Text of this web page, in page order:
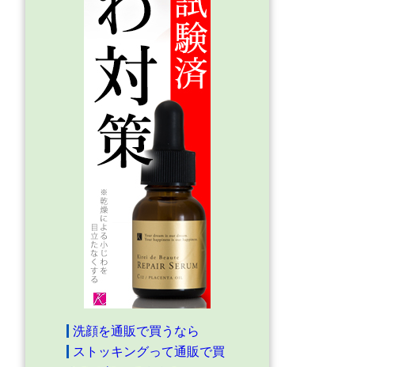
洗顔を通販で買うなら
ストッキングって通販で買